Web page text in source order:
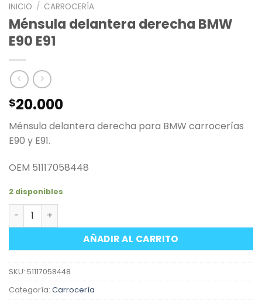
INICIO / CARROCERÍA
Ménsula delantera derecha BMW
E90 E91
$20.000
Ménsula delantera derecha para BMW carrocerías
E90 y E91.
OEM 51117058448
2 disponibles
Ménsula delantera derecha BMW E90 E91 cantidad
AÑADIR AL CARRITO
SKU: 51117058448
Categoría: Carrocería